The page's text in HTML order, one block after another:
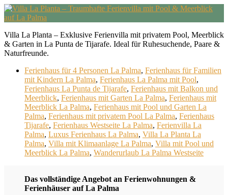
Villa La Planta – Exklusive Ferienvilla mit privatem Pool, Meerblick
& Garten in La Punta de Tijarafe. Ideal für Ruhesuchende, Paare &
Naturfreunde.
Ferienhaus für 4 Personen La Palma, Ferienhaus für Familien
mit Kindern La Palma, Ferienhaus La Palma mit Pool,
Ferienhaus La Punta de Tijarafe, Ferienhaus mit Balkon und
Meerblick, Ferienhaus mit Garten La Palma, Ferienhaus mit
Meerblick La Palma, Ferienhaus mit Pool und Garten La
Palma, Ferienhaus mit privatem Pool La Palma, Ferienhaus
Tijarafe, Ferienhaus Westseite La Palma, Ferienvilla La
Palma, Luxus Ferienhaus La Palma, Villa La Planta La
Palma, Villa mit Klimaanlage La Palma, Villa mit Pool und
Meerblick La Palma, Wanderurlaub La Palma Westseite
Das vollständige Angebot an Ferienwohnungen &
Ferienhäuser auf La Palma